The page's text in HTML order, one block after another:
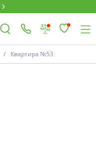
Квартира №53
Комнатность